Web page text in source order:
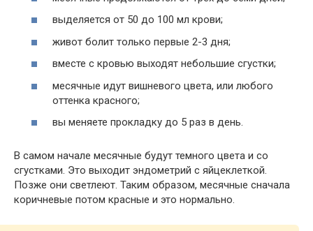
выделяется от 50 до 100 мл крови;
живот болит только первые 2-3 дня;
вместе с кровью выходят небольшие сгустки;
месячные идут вишневого цвета, или любого
оттенка красного;
вы меняете прокладку до 5 раз в день.
В самом начале месячные будут темного цвета и со
сгустками. Это выходит эндометрий с яйцеклеткой.
Позже они светлеют. Таким образом, месячные сначала
коричневые потом красные и это нормально.